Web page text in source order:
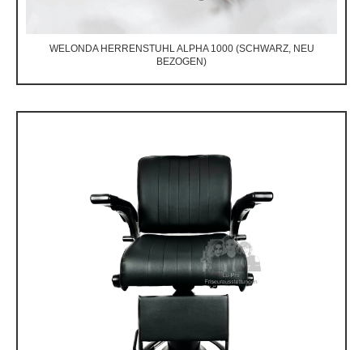
WELONDA HERRENSTUHL ALPHA 1000 (SCHWARZ, NEU
BEZOGEN)
Preis auf Anfrage